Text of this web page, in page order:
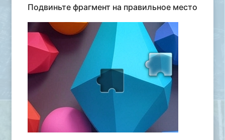
Подвиньте фрагмент на правильное место